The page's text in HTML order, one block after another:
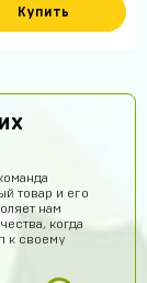
Купить
товар и его
нам
когда
к своему